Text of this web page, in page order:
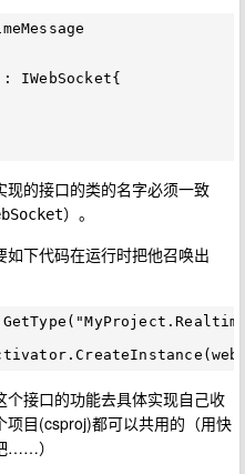
IWebSocket{
的接口的类的名字必须一致
）。
下代码在运行时把他召唤出
接口的功能去具体实现自己收
项目(csproj)都可以共用的（用快
……）